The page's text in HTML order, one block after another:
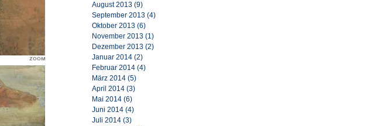
August 2013 (9)
September 2013 (4)
Oktober 2013 (6)
November 2013 (1)
Dezember 2013 (2)
Januar 2014 (2)
Februar 2014 (4)
März 2014 (5)
April 2014 (3)
Mai 2014 (6)
Juni 2014 (4)
Juli 2014 (3)